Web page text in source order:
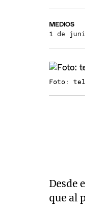
MEDIOS
1 de
Foto:
Desde
que al